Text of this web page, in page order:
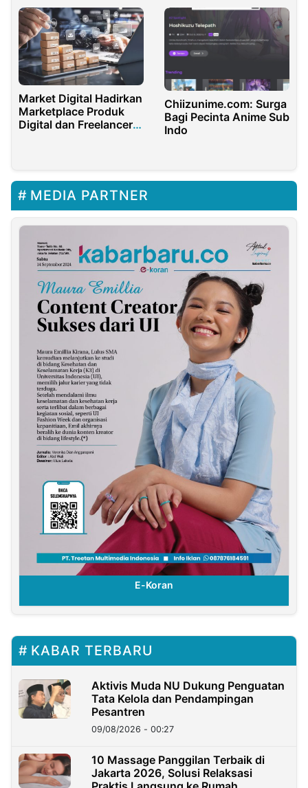
Market Digital Hadirkan
Marketplace Produk
Digital dan Freelancer
Chiizunime.com: Surga
Bagi Pecinta Anime Sub
Indo
MEDIA PARTNER
E-Koran
KABAR TERBARU
Aktivis Muda NU Dukung Penguatan
Tata Kelola dan Pendampingan
Pesantren
09/08/2026 - 00:27
10 Massage Panggilan Terbaik di
Jakarta 2026, Solusi Relaksasi